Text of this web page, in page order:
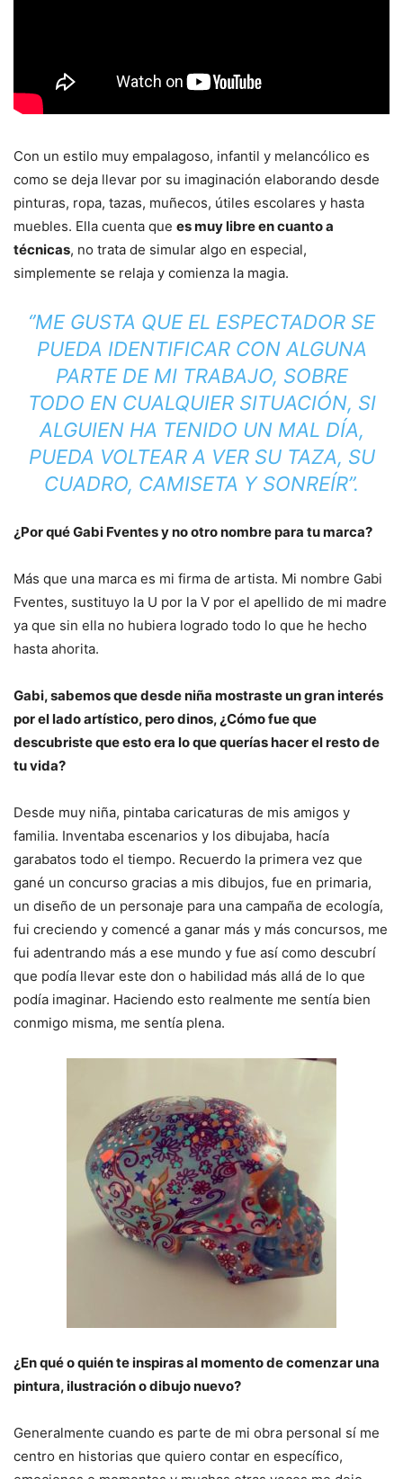
Con un estilo muy empalagoso, infantil y melancólico es
como se deja llevar por su imaginación elaborando desde
pinturas, ropa, tazas, muñecos, útiles escolares y hasta
muebles. Ella cuenta que es muy libre en cuanto a
técnicas, no trata de simular algo en especial,
simplemente se relaja y comienza la magia.
‘’ME GUSTA QUE EL ESPECTADOR SE
PUEDA IDENTIFICAR CON ALGUNA
PARTE DE MI TRABAJO, SOBRE
TODO EN CUALQUIER SITUACIÓN, SI
ALGUIEN HA TENIDO UN MAL DÍA,
PUEDA VOLTEAR A VER SU TAZA, SU
CUADRO, CAMISETA Y SONREÍR’’.
¿Por qué Gabi Fventes y no otro nombre para tu marca?
Más que una marca es mi firma de artista. Mi nombre Gabi
Fventes, sustituyo la U por la V por el apellido de mi madre
ya que sin ella no hubiera logrado todo lo que he hecho
hasta ahorita.
Gabi, sabemos que desde niña mostraste un gran interés
por el lado artístico, pero dinos, ¿Cómo fue que
descubriste que esto era lo que querías hacer el resto de
tu vida?
Desde muy niña, pintaba caricaturas de mis amigos y
familia. Inventaba escenarios y los dibujaba, hacía
garabatos todo el tiempo. Recuerdo la primera vez que
gané un concurso gracias a mis dibujos, fue en primaria,
un diseño de un personaje para una campaña de ecología,
fui creciendo y comencé a ganar más y más concursos, me
fui adentrando más a ese mundo y fue así como descubrí
que podía llevar este don o habilidad más allá de lo que
podía imaginar. Haciendo esto realmente me sentía bien
conmigo misma, me sentía plena.
¿En qué o quién te inspiras al momento de comenzar una
pintura, ilustración o dibujo nuevo?
Generalmente cuando es parte de mi obra personal sí me
centro en historias que quiero contar en específico,